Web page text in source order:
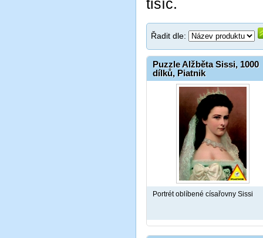
tisíc.
Řadit dle:
Puzzle Alžběta Sissi, 1000
dílků, Piatnik
Portrét oblíbené císařovny Sissi